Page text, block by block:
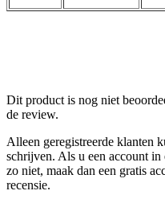
Dit product is nog niet
de review.
Alleen geregistreerde klanten
schrijven. Als u een account
zo niet, maak dan een gratis
recensie.